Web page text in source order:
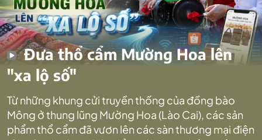
Đưa thổ cẩm Mường Hoa lên
"xa lộ số"
Từ những khung cửi truyền thống của đồng bào
Mông ở thung lũng Mường Hoa (Lào Cai), các sản
phẩm thổ cẩm đã vươn lên các sàn thương mại điện